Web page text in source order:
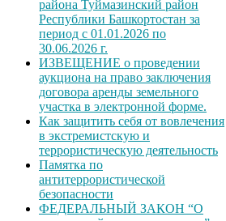
района Туймазинский район
Республики Башкортостан за
период с 01.01.2026 по
30.06.2026 г.
ИЗВЕЩЕНИЕ о проведении
аукциона на право заключения
договора аренды земельного
участка в электронной форме.
Как защитить себя от вовлечения
в экстремистскую и
террористическую деятельность
Памятка по
антитеррористической
безопасности
ФЕДЕРАЛЬНЫЙ ЗАКОН “О